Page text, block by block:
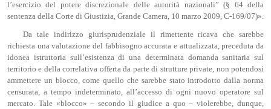
l’esercizio del potere discrezionale delle autorità nazionali” (§ 64 della
sentenza della Corte di Giustizia, Grande Camera, 10 marzo 2009, C-169/07)».
Da tale indirizzo giurisprudenziale il rimettente ricava che sarebbe
richiesta una valutazione del fabbisogno accurata e attualizzata, preceduta da
idonea istruttoria sull’esistenza di una determinata domanda sanitaria sul
territorio e della correlativa offerta da parte di strutture private, non potendosi
ammettere un blocco, come quello che sarebbe stato introdotto dalla norma
censurata, a tempo indeterminato, all’accesso di ogni nuovo operatore sul
mercato. Tale «blocco» – secondo il giudice a quo – violerebbe, dunque,